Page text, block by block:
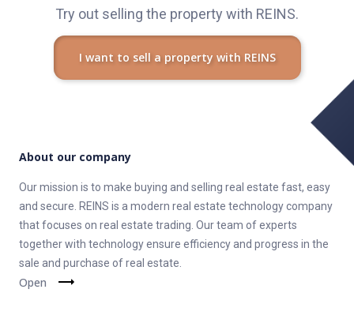
Try out selling the property with REINS.
I want to sell a property with REINS
About our company
Our mission is to make buying and selling real estate fast, easy
and secure. REINS is a modern real estate technology company
that focuses on real estate trading. Our team of experts
together with technology ensure efficiency and progress in the
sale and purchase of real estate.
Open